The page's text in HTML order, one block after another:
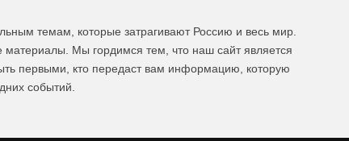
темам, которые затрагивают Россию и весь мир.
Мы гордимся тем, что наш сайт является
первыми, кто передаст вам информацию, которую
событий.